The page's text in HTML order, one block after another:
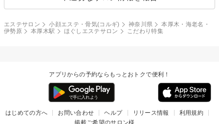
エステサロン 小顔エステ・骨気(コルギ) 神奈川県
本厚木・海老名・
伊勢原
本厚木駅 ほぐしエステサロン こだわり特集
アプリからの予約ならもっとおトクで便利！
はじめての方へ お問い合わせ ヘルプ リリース情報
利用規約
掲載ご希望のサロン様